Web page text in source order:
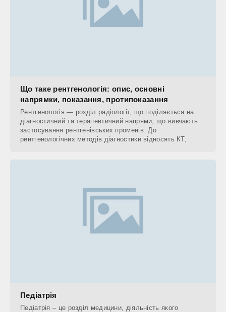
Що таке рентгенологія: опис, основні
напрямки, показання, протипоказання
Рентгенологія — розділ радіології, що поділяється на
діагностичний та терапевтичний напрями, що вивчають
застосування рентгенівських променів. До
рентгенологічних методів діагностики відносять КТ,
Педіатрія
Педіатрія – це розділ медицини, діяльність якого